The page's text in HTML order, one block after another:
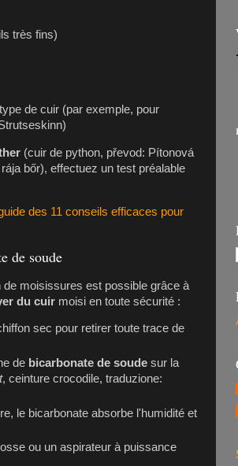
très fins)
de cuir (par exemple, pour
(cuir de python, převod: Pítonová
bőr), effectuez un test préalable
des 11 conseils efficaces pour
de soude
moisissures est possible grâce à
du cuir moisi en toute sécurité :
sec pour retirer toute trace de
de bicarbonate de soude sur la
, ceinture crocodile, traduzione:
le bicarbonate absorbe l'humidité et
ou un aspirateur à puissance